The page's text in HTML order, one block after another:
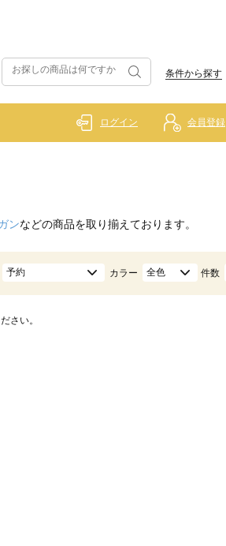
条件から探す
ログイン 会員登録
ンなどの商品を取り揃えております。
予約 カラー 全色 件数
さい。